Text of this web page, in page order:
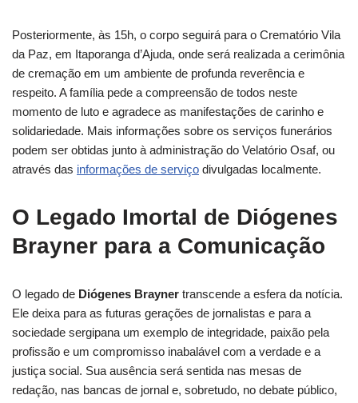
Posteriormente, às 15h, o corpo seguirá para o Crematório Vila
da Paz, em Itaporanga d’Ajuda, onde será realizada a cerimônia
de cremação em um ambiente de profunda reverência e
respeito. A família pede a compreensão de todos neste
momento de luto e agradece as manifestações de carinho e
solidariedade. Mais informações sobre os serviços funerários
podem ser obtidas junto à administração do Velatório Osaf, ou
através das informações de serviço divulgadas localmente.
O Legado Imortal de Diógenes
Brayner para a Comunicação
O legado de Diógenes Brayner transcende a esfera da notícia.
Ele deixa para as futuras gerações de jornalistas e para a
sociedade sergipana um exemplo de integridade, paixão pela
profissão e um compromisso inabalável com a verdade e a
justiça social. Sua ausência será sentida nas mesas de
redação, nas bancas de jornal e, sobretudo, no debate público,